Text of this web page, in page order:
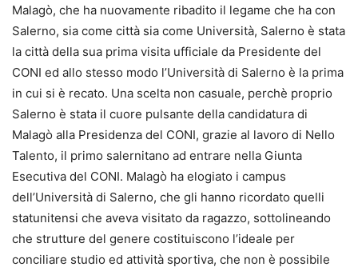
Malagò, che ha nuovamente ribadito il legame che ha con
Salerno, sia come città sia come Università, Salerno è stata
la città della sua prima visita ufficiale da Presidente del
CONI ed allo stesso modo l’Università di Salerno è la prima
in cui si è recato. Una scelta non casuale, perchè proprio
Salerno è stata il cuore pulsante della candidatura di
Malagò alla Presidenza del CONI, grazie al lavoro di Nello
Talento, il primo salernitano ad entrare nella Giunta
Esecutiva del CONI. Malagò ha elogiato i campus
dell’Università di Salerno, che gli hanno ricordato quelli
statunitensi che aveva visitato da ragazzo, sottolineando
che strutture del genere costituiscono l’ideale per
conciliare studio ed attività sportiva, che non è possibile